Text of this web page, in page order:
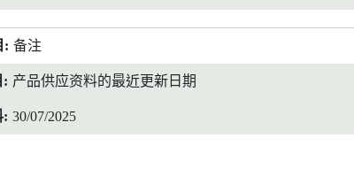
备注
产品供应资料的最近更新日期
30/07/2025